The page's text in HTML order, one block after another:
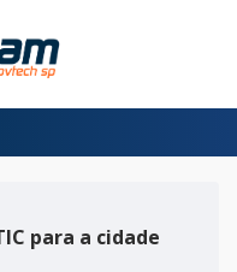
para a cidade